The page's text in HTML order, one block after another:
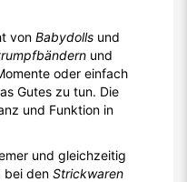
von Babydolls und
und
oder einfach
Gutes zu tun. Die
und Funktion in
und gleichzeitig
bei den Strickwaren